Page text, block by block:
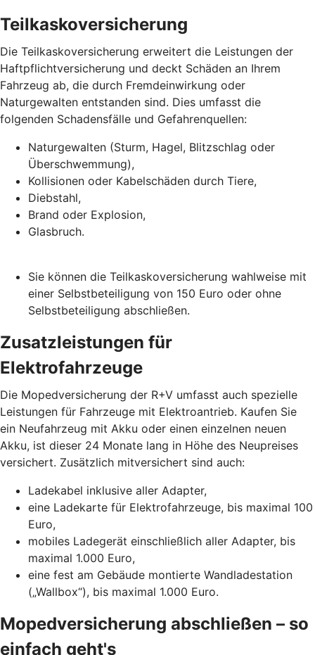
Teilkaskoversicherung
Die Teilkaskoversicherung erweitert die Leistungen der
Haftpflichtversicherung und deckt Schäden an Ihrem
Fahrzeug ab, die durch Fremdeinwirkung oder
Naturgewalten entstanden sind. Dies umfasst die
folgenden Schadensfälle und Gefahrenquellen:
Naturgewalten (Sturm, Hagel, Blitzschlag oder
Überschwemmung),
Kollisionen oder Kabelschäden durch Tiere,
Diebstahl,
Brand oder Explosion,
Glasbruch.
Sie können die Teilkaskoversicherung wahlweise mit
einer Selbstbeteiligung von 150 Euro oder ohne
Selbstbeteiligung abschließen.
Zusatzleistungen für
Elektrofahrzeuge
Die Mopedversicherung der R+V umfasst auch spezielle
Leistungen für Fahrzeuge mit Elektroantrieb. Kaufen Sie
ein Neufahrzeug mit Akku oder einen einzelnen neuen
Akku, ist dieser 24 Monate lang in Höhe des Neupreises
versichert. Zusätzlich mitversichert sind auch:
Ladekabel inklusive aller Adapter,
eine Ladekarte für Elektrofahrzeuge, bis maximal 100
Euro,
mobiles Ladegerät einschließlich aller Adapter, bis
maximal 1.000 Euro,
eine fest am Gebäude montierte Wandladestation
(„Wallbox“), bis maximal 1.000 Euro.
Mopedversicherung abschließen – so
einfach geht's